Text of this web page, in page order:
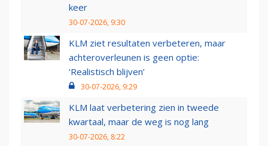
keer
30-07-2026, 9:30
KLM ziet resultaten verbeteren, maar
achteroverleunen is geen optie:
‘Realistisch blijven’
30-07-2026, 9:29
KLM laat verbetering zien in tweede
kwartaal, maar de weg is nog lang
30-07-2026, 8:22